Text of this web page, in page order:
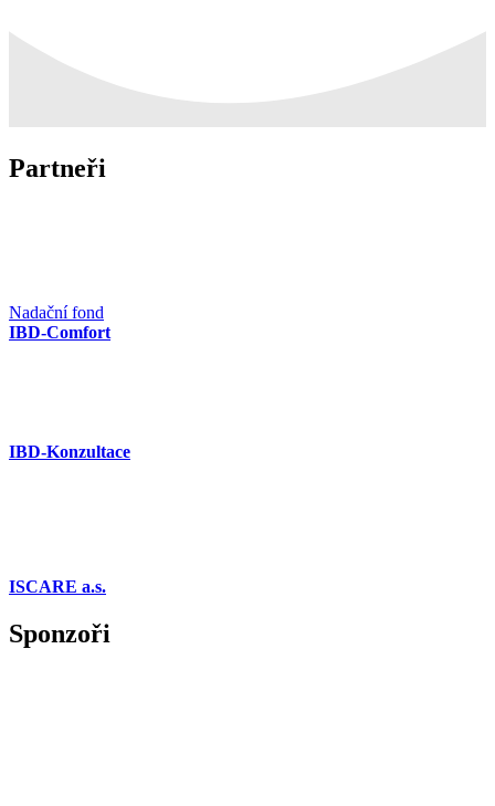
Partneři
Nadační fond
IBD-Comfort
IBD-Konzultace
ISCARE a.s.
Sponzoři